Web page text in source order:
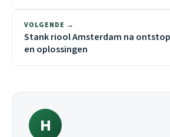
VOLGENDE →
Stank riool Amsterdam na
en oplossingen
H